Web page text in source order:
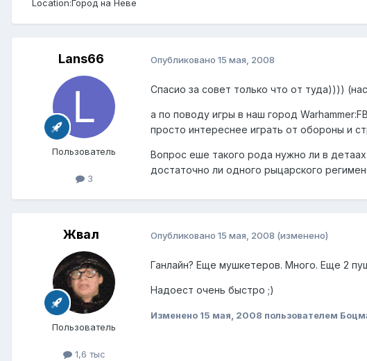
Location:Город на Неве
Lans66
Пользователь
3
Опубликовано 15 мая, 2008
Спасио за совет только что от туда))))
а по поводу игры в наш город
просто интереснее играть от обороны и
Вопрос еше такого рода нужно ли в
достаточно ли одного рыцарского
Жвал
Пользователь
1,6 тыс
Опубликовано 15 мая, 2008 (изменено)
Ганлайн? Еще мушкетеров. Много. Еще 2
Надоест очень быстро ;)
Изменено 15 мая, 2008 пользователем